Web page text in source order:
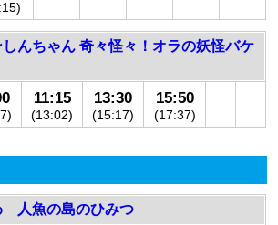
んちゃん 奇々怪々！オラの妖怪バケ
11:15
(13:02)
13:30
(15:17)
15:50
(17:37)
人魚の島のひみつ